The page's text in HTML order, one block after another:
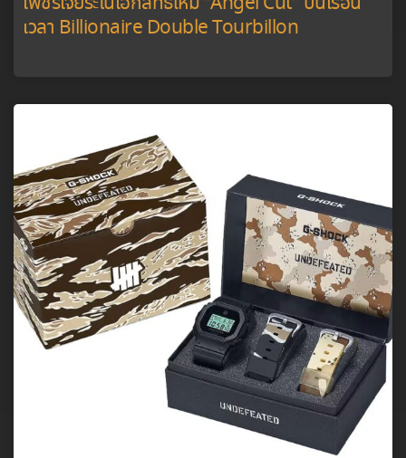
เวลา Billionaire Double Tourbillon